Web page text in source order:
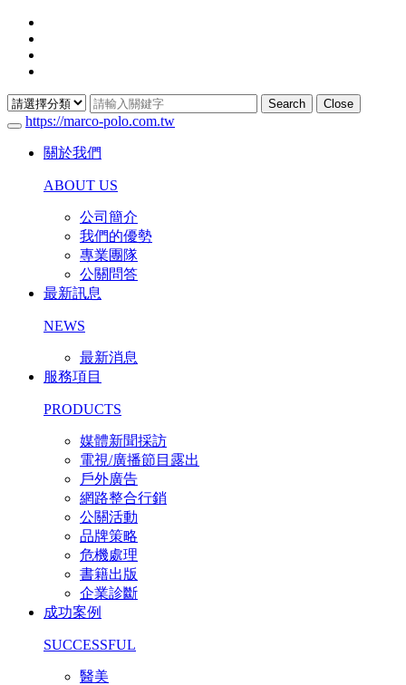
Search Close
https://marco-polo.com.tw
關於我們
ABOUT US
公司簡介
我們的優勢
專業團隊
公關問答
最新訊息
NEWS
最新消息
服務項目
PRODUCTS
媒體新聞採訪
電視/廣播節目露出
戶外廣告
網路整合行銷
公關活動
品牌策略
危機處理
書籍出版
企業診斷
成功案例
SUCCESSFUL
醫美